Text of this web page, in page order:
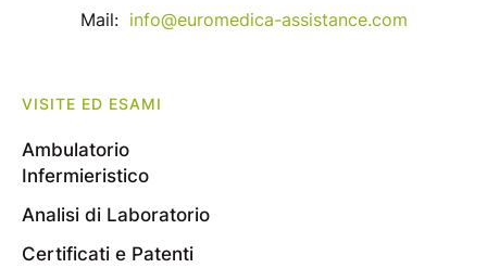
Mail: info@euromedica-assistance.com
VISITE ED ESAMI
Ambulatorio
Infermieristico
Analisi di Laboratorio
Certificati e Patenti